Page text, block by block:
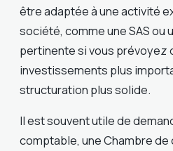
être adaptée à une activité
société, comme une SAS ou
pertinente si vous prévoyez
investissements plus
structuration plus solide.
Il est souvent utile de
comptable, une Chambre